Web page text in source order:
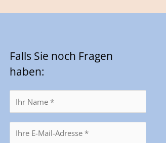
Falls Sie noch Fragen
haben: